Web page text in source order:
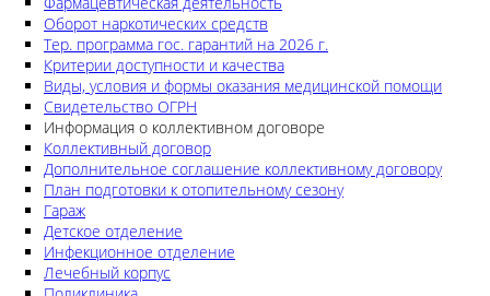
Оборот наркотических средств
Тер. программа гос. гарантий на 2026 г.
Критерии доступности и качества
Виды, условия и формы оказания медицинской помощи
Свидетельство ОГРН
Информация о коллективном договоре
Коллективный договор
Дополнительное соглашение коллективному договору
План подготовки к отопительному сезону
Гараж
Детское отделение
Инфекционное отделение
Лечебный корпус